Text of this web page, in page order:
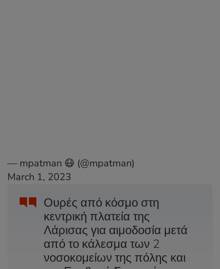
Ουρές από κόσμο στη
κεντρική πλατεία της
Λάρισας για αιμοδοσία μετά
από το κάλεσμα των 2
νοσοκομείων της πόλης και
— mpatman 😷 (@mpatman)
March 1, 2023